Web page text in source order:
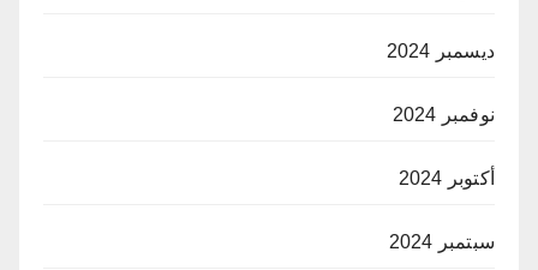
ديسمبر 2024
نوفمبر 2024
أكتوبر 2024
سبتمبر 2024